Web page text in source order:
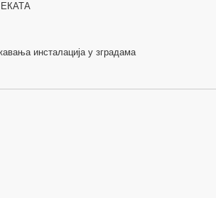
инсталација у зградама